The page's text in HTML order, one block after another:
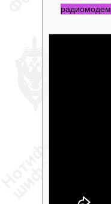
радиомодем